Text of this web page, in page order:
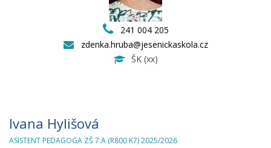
241 004 205
zdenka.hruba@jesenickaskola.cz
ŠK (xx)
Ivana Hylišová
ASISTENT PEDAGOGA ZŠ 7.A (R800 K7) 2025/2026